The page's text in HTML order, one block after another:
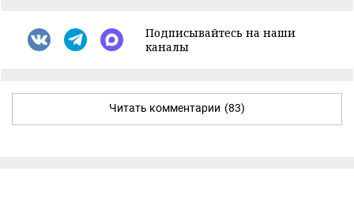
Подписывайтесь на наши
каналы
Читать комментарии (83)